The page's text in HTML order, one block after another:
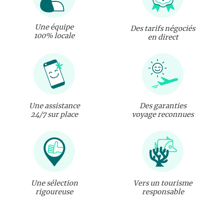
Une équipe
100% locale
Des tarifs négociés
en direct
Une assistance
24/7 sur place
Des garanties
voyage reconnues
Une sélection
rigoureuse
Vers un tourisme
responsable